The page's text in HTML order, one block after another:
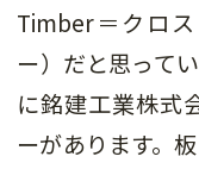
Timber＝クロ
ー）だと思って
に銘建工業株式
ーがあります。